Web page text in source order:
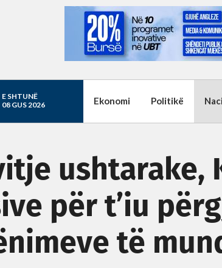
E SHTUNË
08 GUS 2026
Ekonomi Politikë
ushtarake,
për t’iu
të